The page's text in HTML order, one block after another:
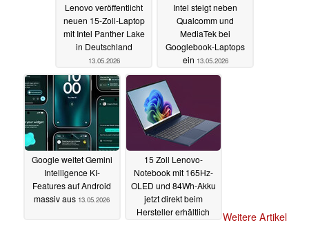
Lenovo veröffentlicht
neuen 15-Zoll-Laptop
mit Intel Panther Lake
in Deutschland
13.05.2026
Intel steigt neben
Qualcomm und
MediaTek bei
Googlebook-Laptops
ein 13.05.2026
Google weitet Gemini
Intelligence KI-
Features auf Android
massiv aus 13.05.2026
15 Zoll Lenovo-
Notebook mit 165Hz-
OLED und 84Wh-Akku
jetzt direkt beim
Hersteller erhältlich
Weitere Artikel